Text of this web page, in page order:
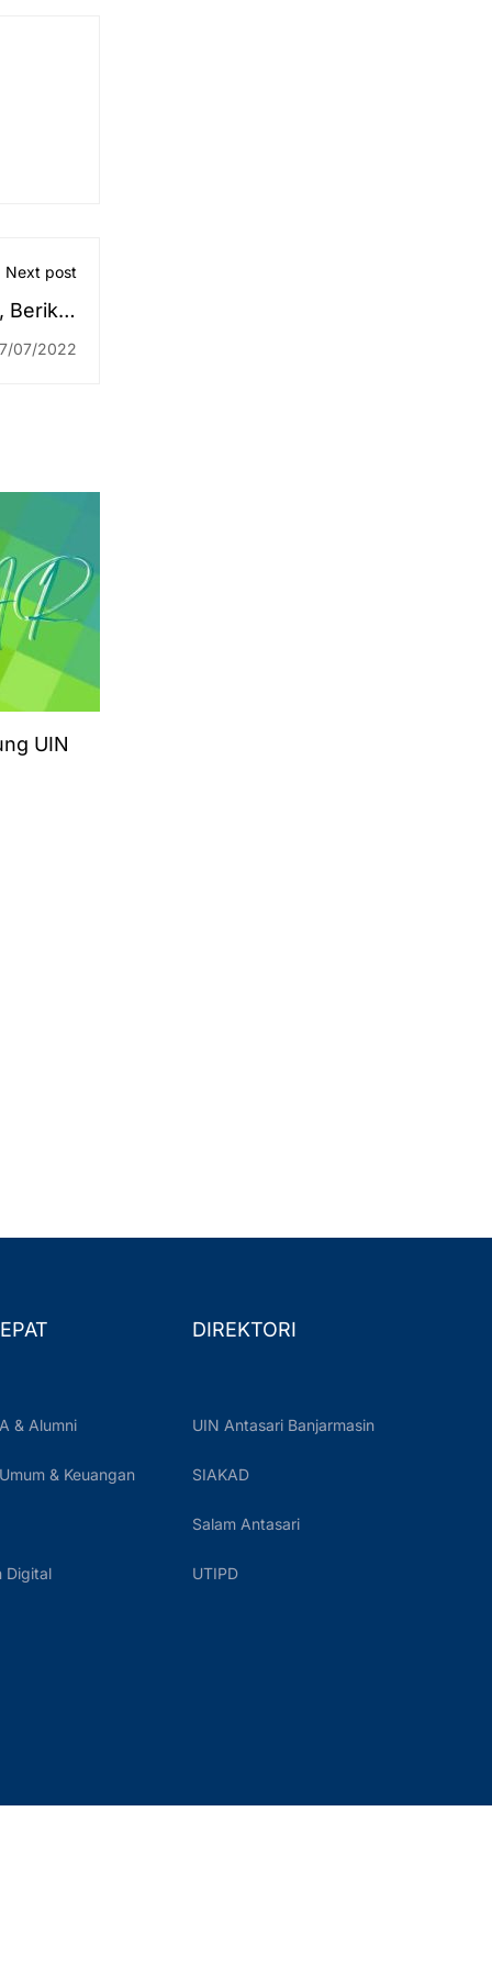
Next post
Berikut
07/2022
UIN
& Alumni
& Keuangan
Digital
DIREKTORI
UIN Antasari Banjarmasin
SIAKAD
Salam Antasari
UTIPD